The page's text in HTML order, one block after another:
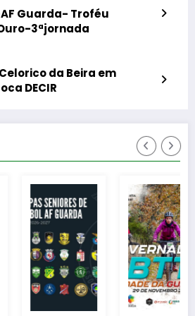
Guarda- Troféu
3ªjornada
da Beira em
DECIR